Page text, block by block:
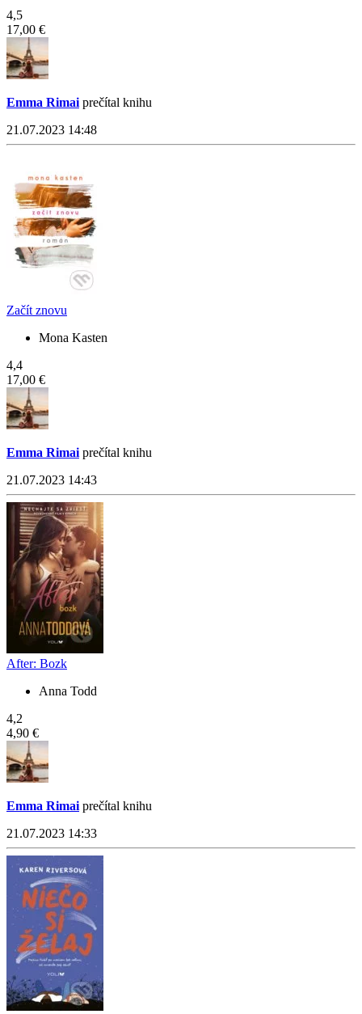
4,5
17,00 €
Emma Rimai prečítal knihu
21.07.2023 14:48
Začít znovu
Mona Kasten
4,4
17,00 €
Emma Rimai prečítal knihu
21.07.2023 14:43
After: Bozk
Anna Todd
4,2
4,90 €
Emma Rimai prečítal knihu
21.07.2023 14:33